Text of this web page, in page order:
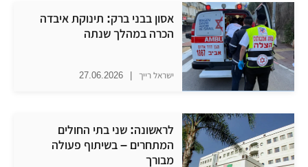
אסון בבני ברק: תינוקת איבדה
הכרה במהלך שנתה
ישראל רייך |
27.06.2026
לראשונה: שני בתי החולים
המתחרים – בשיתוף פעולה
מבורך